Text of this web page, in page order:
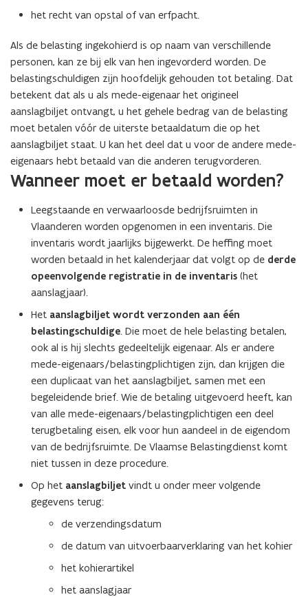
het recht van opstal of van erfpacht.
Als de belasting ingekohierd is op naam van verschillende
personen, kan ze bij elk van hen ingevorderd worden. De
belastingschuldigen zijn hoofdelijk gehouden tot betaling. Dat
betekent dat als u als mede-eigenaar het origineel
aanslagbiljet ontvangt, u het gehele bedrag van de belasting
moet betalen vóór de uiterste betaaldatum die op het
aanslagbiljet staat. U kan het deel dat u voor de andere mede-
eigenaars hebt betaald van die anderen terugvorderen.
Wanneer moet er betaald worden?
Leegstaande en verwaarloosde bedrijfsruimten in
Vlaanderen worden opgenomen in een inventaris. Die
inventaris wordt jaarlijks bijgewerkt. De heffing moet
worden betaald in het kalenderjaar dat volgt op de derde
opeenvolgende registratie in de inventaris (het
aanslagjaar).
Het aanslagbiljet wordt verzonden aan één
belastingschuldige. Die moet de hele belasting betalen,
ook al is hij slechts gedeeltelijk eigenaar. Als er andere
mede-eigenaars/belastingplichtigen zijn, dan krijgen die
een duplicaat van het aanslagbiljet, samen met een
begeleidende brief. Wie de betaling uitgevoerd heeft, kan
van alle mede-eigenaars/belastingplichtigen een deel
terugbetaling eisen, elk voor hun aandeel in de eigendom
van de bedrijfsruimte. De Vlaamse Belastingdienst komt
niet tussen in deze procedure.
Op het aanslagbiljet vindt u onder meer volgende
gegevens terug:
de verzendingsdatum
de datum van uitvoerbaarverklaring van het kohier
het kohierartikel
het aanslagjaar